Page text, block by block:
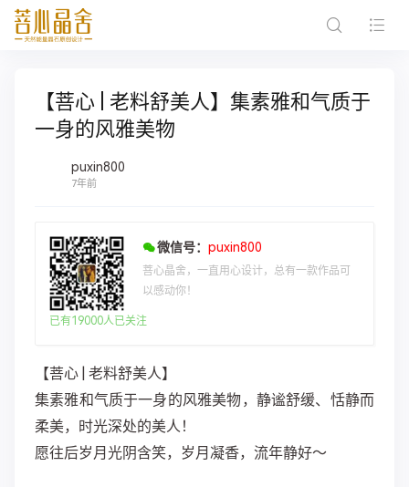
【菩心 | 老料舒美人】集素雅和气质于
一身的风雅美物
puxin800
7年前
微信号： puxin800
菩心晶舍，一直用心设计，总有一款作品可
以感动你！
已有19000人已关注
【菩心 | 老料舒美人】
集素雅和气质于一身的风雅美物，静谧舒缓、恬静而
柔美，时光深处的美人！
愿往后岁月光阴含笑，岁月凝香，流年静好～